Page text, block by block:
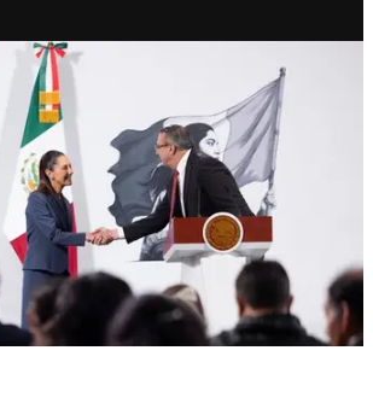
ECONOMÍA
inversión por
de 2 mil mdd